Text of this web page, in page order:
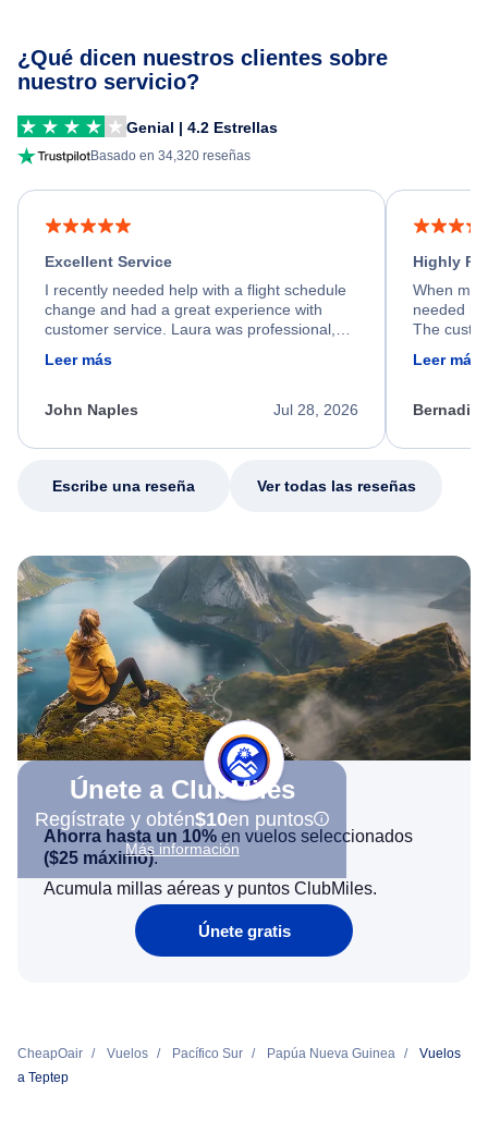
¿Qué dicen nuestros clientes sobre
nuestro servicio?
Genial | 4.2 Estrellas
Basado en 34,320 reseñas
Excellent Service
I recently needed help with a flight schedule
change and had a great experience with
customer service. Laura was professional,
friendly, and very helpful throughout the
process. She quickly found a solution and
appreciate her excellent service.
Leer más
Jul 28, 2026
John Naples
Highly
When my
needed
The
calm,
my issue.
Leer más
Escribe una reseña Ver todas las reseñas
Únete a ClubMiles
Regístrate y obtén$10en puntos
Más información
Ahorra hasta un 10% en vuelos seleccionados
($25 máximo).
Acumula millas aéreas y puntos ClubMiles.
Únete gratis
CheapOair Vuelos Pacífico Sur Papúa Nueva Guinea
Vuelos
a Teptep